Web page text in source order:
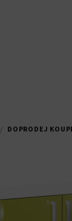
/ DOPRODEJ